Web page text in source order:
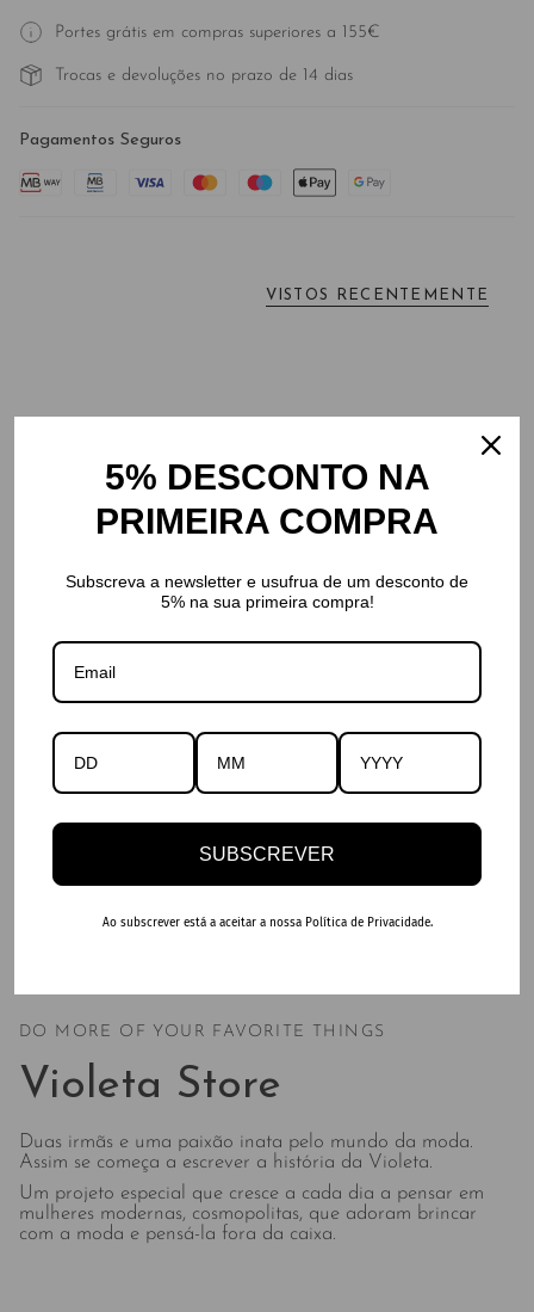
Portes grátis em compras superiores a 155€
Trocas e devoluções no prazo de 14 dias
Pagamentos Seguros
VISTOS RECENTEMENTE
DO MORE OF YOUR FAVORITE THINGS
Violeta Store
Duas irmãs e uma paixão inata pelo mundo da moda.
Assim se começa a escrever a história da Violeta.
Um projeto especial que cresce a cada dia a pensar em
mulheres modernas, cosmopolitas, que adoram brincar
com a moda e pensá-la fora da caixa.
5% DESCONTO NA
PRIMEIRA COMPRA
Subscreva a newsletter e usufrua de um desconto de
5% na sua primeira compra!
SUBSCREVER
Ao subscrever está a aceitar a nossa Política de Privacidade.